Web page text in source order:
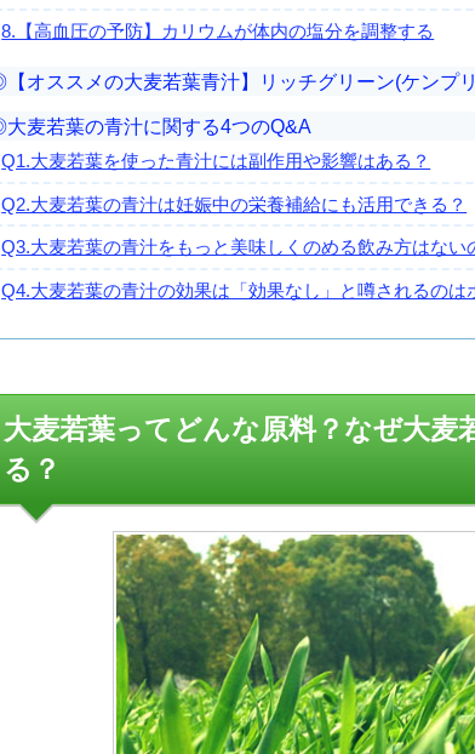
8.【高血圧の予防】カリウムが体内の塩分を調整する
【オススメの大麦若葉青汁】リッチグリーン(ケンプ
大麦若葉の青汁に関する4つのQ&A
Q1.大麦若葉を使った青汁には副作用や影響はある？
Q2.大麦若葉の青汁は妊娠中の栄養補給にも活用できる？
Q3.大麦若葉の青汁をもっと美味しくのめる飲み方はない
Q4.大麦若葉の青汁の効果は「効果なし」と噂されるのは
大麦若葉ってどんな原料？なぜ大麦
る？